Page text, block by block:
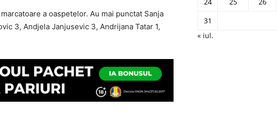
a oaspetelor. Au mai punctat Sanja
3, Andjela Janjusevic 3, Andrijana Tatar 1,
31
« iul.